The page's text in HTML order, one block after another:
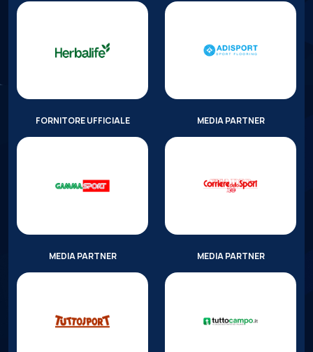
FORNITORE UFFICIALE MEDIA PARTNER
MEDIA PARTNER MEDIA PARTNER